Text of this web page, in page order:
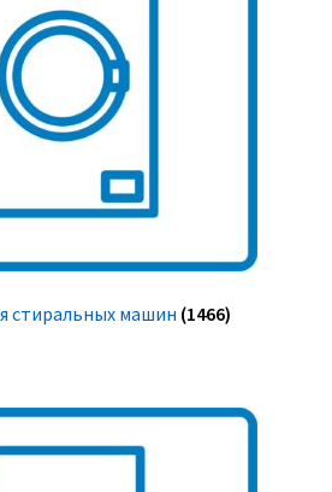
стиральных машин (1466)